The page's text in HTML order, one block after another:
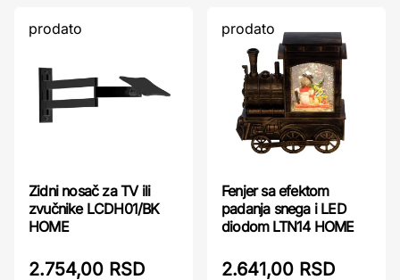
prodato
Zidni nosač za TV ili
zvučnike LCDH01/BK
HOME
2.754,00 RSD
prodato
Fenjer sa efektom
padanja snega i LED
diodom LTN14 HOME
2.641,00 RSD